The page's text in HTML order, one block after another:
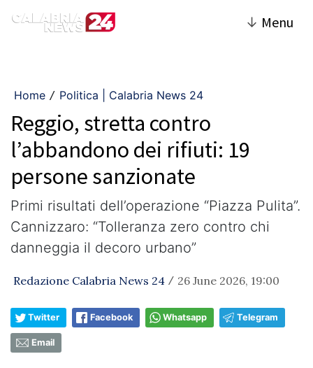
↓ Menu
Home / Politica | Calabria News 24
Reggio, stretta contro
l’abbandono dei rifiuti: 19
persone sanzionate
Primi risultati dell’operazione “Piazza Pulita”.
Cannizzaro: “Tolleranza zero contro chi
danneggia il decoro urbano”
Redazione Calabria News 24 / 26 June 2026, 19:00
Twitter Facebook Whatsapp Telegram
Email